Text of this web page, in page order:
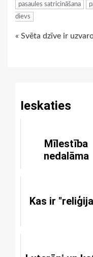
pasaules satricināšana
dievs
Continue
« Svēta dzīve ir
Ieskaties
Mīlestība
nedalāma
Kas ir